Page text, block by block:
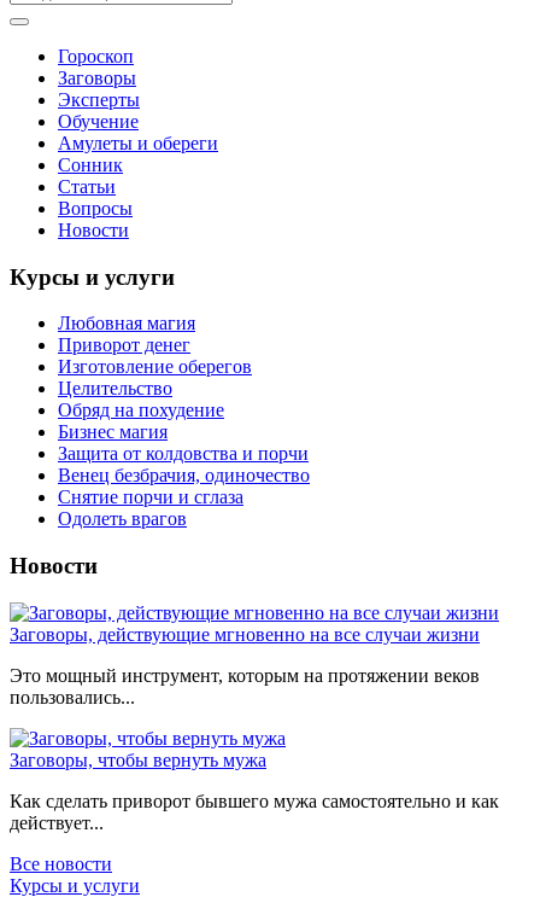
Гороскоп
Заговоры
Эксперты
Обучение
Амулеты и обереги
Сонник
Статьи
Вопросы
Новости
Курсы и услуги
Любовная магия
Приворот денег
Изготовление оберегов
Целительство
Обряд на похудение
Бизнес магия
Защита от колдовства и порчи
Венец безбрачия, одиночество
Снятие порчи и сглаза
Одолеть врагов
Новости
Заговоры, действующие мгновенно на все случаи жизни
Это мощный инструмент, которым на протяжении веков
пользовались...
Заговоры, чтобы вернуть мужа
Как сделать приворот бывшего мужа самостоятельно и как
действует...
Все новости
Курсы и услуги